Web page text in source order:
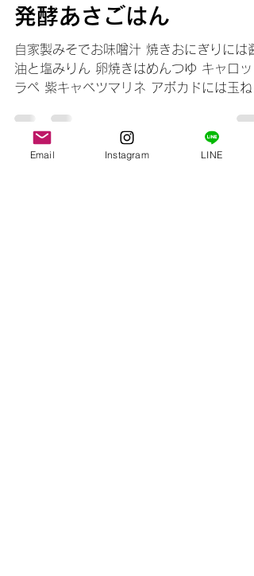
2021年2月7日
読了時間: 1分
発酵あさごはん
自家製みそでお味噌汁 焼きおにぎりには醤
油と塩みりん 卵焼きはめんつゆ キャロッ
ラペ 紫キャベツマリネ アボカドには玉ね
Email Instagram LINE